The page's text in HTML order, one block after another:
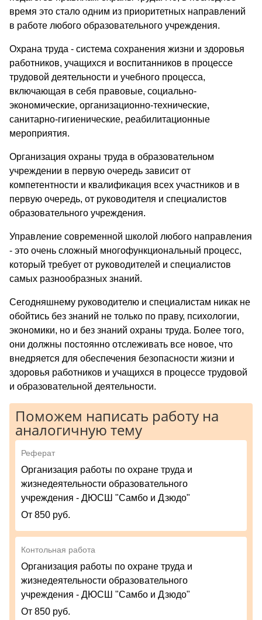
время это стало одним из приоритетных направлений
в работе любого образовательного учреждения.
Охрана труда - система сохранения жизни и здоровья
работников, учащихся и воспитанников в процессе
трудовой деятельности и учебного процесса,
включающая в себя правовые, социально-
экономические, организационно-технические,
санитарно-гигиенические, реабилитационные
мероприятия.
Организация охраны труда в образовательном
учреждении в первую очередь зависит от
компетентности и квалификация всех участников и в
первую очередь, от руководителя и специалистов
образовательного учреждения.
Управление современной школой любого направления
- это очень сложный многофункциональный процесс,
который требует от руководителей и специалистов
самых разнообразных знаний.
Сегодняшнему руководителю и специалистам никак не
обойтись без знаний не только по праву, психологии,
экономики, но и без знаний охраны труда. Более того,
они должны постоянно отслеживать все новое, что
внедряется для обеспечения безопасности жизни и
здоровья работников и учащихся в процессе трудовой
и образовательной деятельности.
Поможем написать работу на
аналогичную тему
Реферат
Организация работы по охране труда и
жизнедеятельности образовательного
учреждения - ДЮСШ "Самбо и Дзюдо"
От 850 руб.
Контольная работа
Организация работы по охране труда и
жизнедеятельности образовательного
учреждения - ДЮСШ "Самбо и Дзюдо"
От 850 руб.